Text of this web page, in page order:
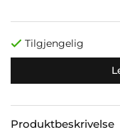
Tilgjengelig
Produktbeskrivelse